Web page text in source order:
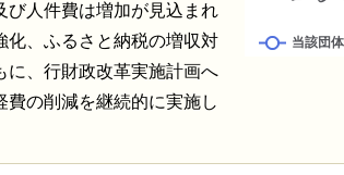
び人件費は増加が見込まれ
化、ふるさと納税の増収対
に、行財政改革実施計画へ
費の削減を継続的に実施し